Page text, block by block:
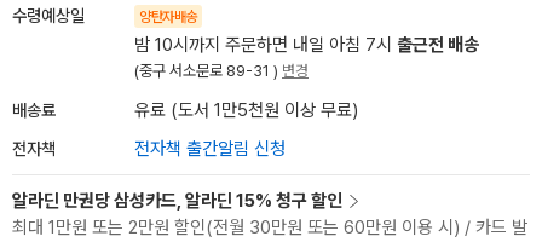
수령예상일 양탄자배송
밤 10시까지 주문하면 내일 아침 7시 출근전 배송
(중구 서소문로 89-31 ) 변경
배송료 유료 (도서 1만5천원 이상 무료)
전자책 전자책 출간알림 신청
알라딘 만권당 삼성카드, 알라딘 15% 청구 할인
최대 1만원 또는 2만원 할인(전월 30만원 또는 60만원 이용 시) / 카드 발